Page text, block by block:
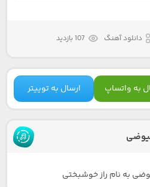
دانلود آهنگ 107 بازدید
به واتساپ ارسال به توییتر
به نام راز خوشبختی